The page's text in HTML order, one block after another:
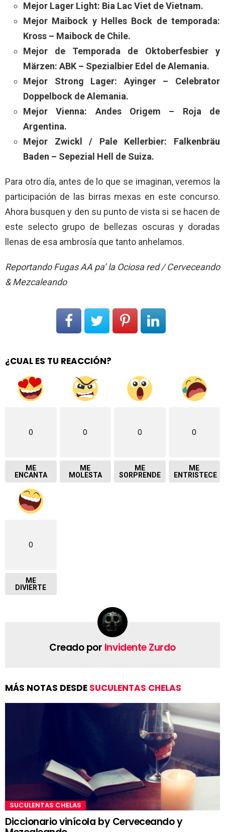
Mejor Lager Light: Bia Lac Viet de Vietnam.
Mejor Maibock y Helles Bock de temporada:
Kross – Maibock de Chile.
Mejor de Temporada de Oktoberfesbier y
Märzen: ABK – Spezialbier Edel de Alemania.
Mejor Strong Lager: Ayinger – Celebrator
Doppelbock de Alemania.
Mejor Vienna: Andes Origem – Roja de
Argentina.
Mejor Zwickl / Pale Kellerbier: Falkenbräu
Baden – Sepezial Hell de Suiza.
Para otro día, antes de lo que se imaginan, veremos la
participación de las birras mexas en este concurso.
Ahora busquen y den su punto de vista si se hacen de
este selecto grupo de bellezas oscuras y doradas
llenas de esa ambrosía que tanto anhelamos.
Reportando Fugas AA pa’ la Ociosa red / Cerveceando
& Mezcaleando
¿CUAL ES TU REACCIÓN?
0
ME
ENCANTA
0
ME
MOLESTA
0
ME
SORPRENDE
0
ME
ENTRISTECE
0
ME
DIVIERTE
Creado por Invidente Zurdo
MÁS NOTAS DESDE SUCULENTAS CHELAS
SUCULENTAS CHELAS
Diccionario vinícola by Cerveceando y